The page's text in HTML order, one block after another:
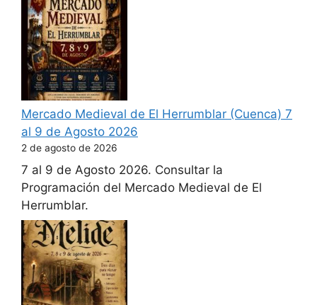
Mercado Medieval de El Herrumblar (Cuenca) 7
al 9 de Agosto 2026
2 de agosto de 2026
7 al 9 de Agosto 2026. Consultar la
Programación del Mercado Medieval de El
Herrumblar.